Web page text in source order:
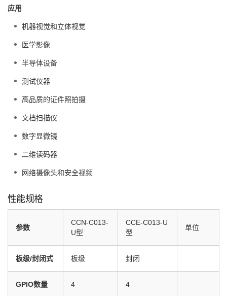
应用
机器视觉和立体视觉
医学影像
半导体设备
测试仪器
高品质的证件照拍摄
文档扫描仪
数字显微镜
二维读码器
网络摄像头和安全视频
性能规格
参数
CCN-C013-
U型
CCE-C013-U
型
单位
板级/封闭式 板级 封闭
GPIO数量 4 4